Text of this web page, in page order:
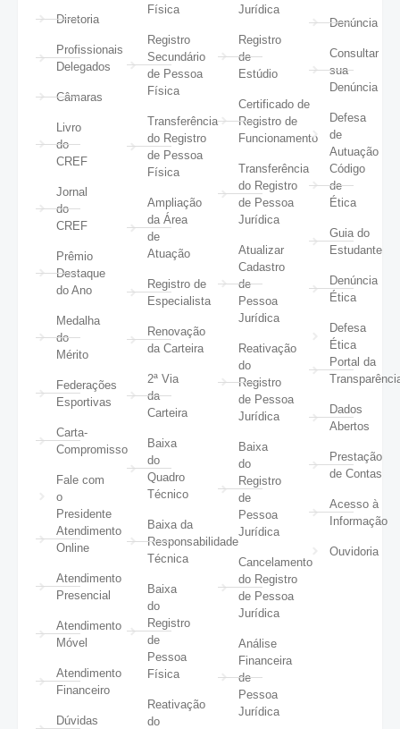
Diretoria
Profissionais
Delegados
Câmaras
Livro
do
CREF
Jornal
do
CREF
Prêmio
Destaque
do Ano
Medalha
do
Mérito
Federações
Esportivas
Carta-
Compromisso
Fale com
o
Presidente
Atendimento
Online
Atendimento
Presencial
Atendimento
Móvel
Atendimento
Financeiro
Dúvidas
Física
Registro
Secundário
de Pessoa
Física
Transferência
do Registro
de Pessoa
Física
Ampliação
da Área
de
Atuação
Registro de
Especialista
Renovação
da Carteira
2ª Via
da
Carteira
Baixa
do
Quadro
Técnico
Baixa da
Responsabilidade
Técnica
Baixa
do
Registro
de
Pessoa
Física
Reativação
do
Jurídica
Registro
de
Estúdio
Certificado de
Registro de
Funcionamento
Transferência
do Registro
de Pessoa
Jurídica
Atualizar
Cadastro
de
Pessoa
Jurídica
Reativação
do
Registro
de Pessoa
Jurídica
Baixa
do
Registro
de
Pessoa
Jurídica
Cancelamento
do Registro
de Pessoa
Jurídica
Análise
Financeira
de
Pessoa
Jurídica
Denúncia
Consultar
sua
Denúncia
Defesa
de
Autuação
Código
de
Ética
Guia do
Estudante
Denúncia
Ética
Defesa
Ética
Portal da
Dados
Abertos
Prestação
de Contas
Acesso à
Informação
Ouvidoria